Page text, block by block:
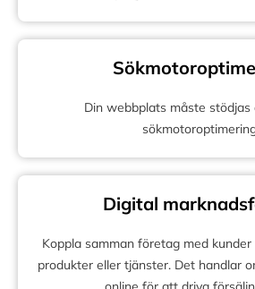
Din webbplats måste stödjas
Digital
Koppla samman företag med
produkter eller tjänster. Det handlar